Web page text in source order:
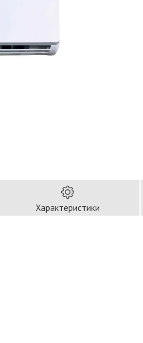
Характеристики